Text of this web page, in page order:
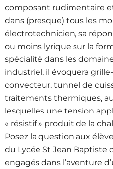
composant rudimentaire
dans (presque) tous les
électrotechnicien, sa
ou moins lyrique sur la
spécialité dans les
industriel, il évoquera
convecteur, tunnel de
traitements thermiques,
lesquelles une tension
« résistif » produit de la
Posez la question aux
du Lycée St Jean Baptiste
engagés dans l’aventure